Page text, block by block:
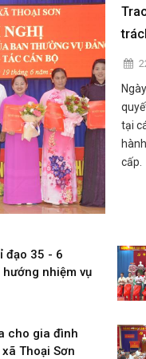
tại
cấp.
đạo 35 - 6
nhiệm vụ
cho gia đình
Thoại Sơn